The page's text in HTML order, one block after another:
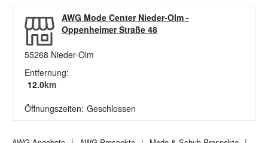
AWG Mode Center Nieder-Olm -
Oppenheimer Straße 48
55268 Nieder-Olm
Entfernung:
12.0km
Öffnungszeiten: Geschlossen